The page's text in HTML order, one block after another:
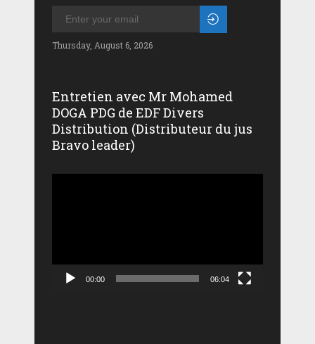
Thursday, August 6, 2026
Entretien avec Mr Mohamed
DOGA PDG de EDF Divers
Distribution (Distributeur du jus
Bravo leader)
00:00 06:04